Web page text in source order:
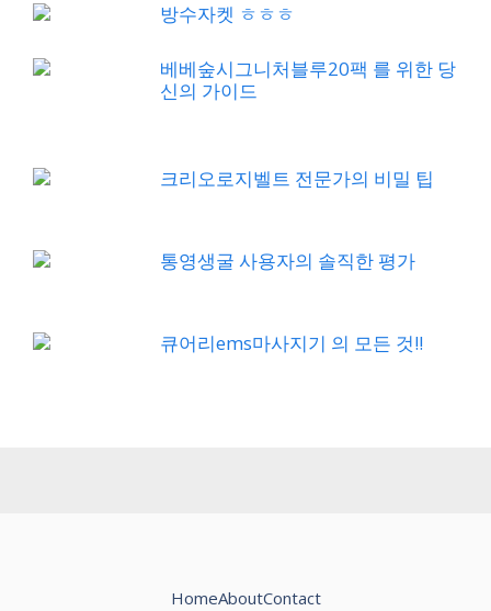
방수자켓 ㅎㅎㅎ
베베숲시그니처블루20팩 를 위한 당
신의 가이드
크리오로지벨트 전문가의 비밀 팁
통영생굴 사용자의 솔직한 평가
큐어리ems마사지기 의 모든 것!!
HomeAboutContact